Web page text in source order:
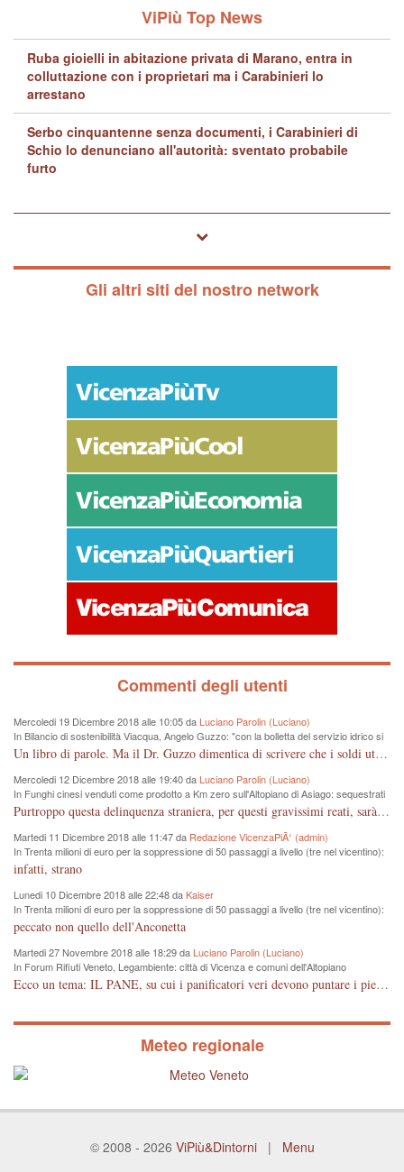
ViPiù Top News
Ruba gioielli in abitazione privata di Marano, entra in
colluttazione con i proprietari ma i Carabinieri lo
arrestano
Serbo cinquantenne senza documenti, i Carabinieri di
Schio lo denunciano all'autorità: sventato probabile
furto
Gli altri siti del nostro network
Commenti degli utenti
Mercoledi 19 Dicembre 2018 alle 10:05 da Luciano Parolin (Luciano)
In Bilancio di sostenibilità Viacqua, Angelo Guzzo: "con la bolletta del servizio idrico si
proteggono i fiumi dall'inquinamento"
Un libro di parole. Ma il Dr. Guzzo dimentica di scrivere che i soldi utilizzati sono quelli dei cittadini, in questo caso consumatori, che pagano tutto dalla fognatura, alle sedi "ergonomiche", all'IVA. Almeno un grazie ai contribuenti Vicentini!
Mercoledi 12 Dicembre 2018 alle 19:40 da Luciano Parolin (Luciano)
In Funghi cinesi venduti come prodotto a Km zero sull'Altopiano di Asiago: sequestrati
dai Forestali 100 Kg da 8 mila euro
Purtroppo questa delinquenza straniera, per questi gravissimi reati, sarà punita "forse" e solo come frode commerciale. La colpa è nostra che compriamo cineserie, senza sapere leggere un marchio o controllare le etichette, loro, quelli dell'est "Europei" ci sguazzano con i nostri prodotti, vanno e vengono dal confine con la roba nostra, ma nessuno controlla...poverini ! Mala tempora currunt.
Martedi 11 Dicembre 2018 alle 11:47 da Redazione VicenzaPiÃ¹ (admin)
In Trenta milioni di euro per la soppressione di 50 passaggi a livello (tre nel vicentino):
firmato protocollo d’intesa tra Regione e Rfi
infatti, strano
Lunedi 10 Dicembre 2018 alle 22:48 daKaiser
In Trenta milioni di euro per la soppressione di 50 passaggi a livello (tre nel vicentino):
firmato protocollo d’intesa tra Regione e Rfi
peccato non quello dell'Anconetta
Martedi 27 Novembre 2018 alle 18:29 da Luciano Parolin (Luciano)
In Forum Rifiuti Veneto, Legambiente: città di Vicenza e comuni dell'Altopiano
occupano gli ultimi posti nella raccolta differenziata
Ecco un tema: IL PANE, su cui i panificatori veri devono puntare i piedi. Se il pane è fresco vuol dire di giornata. Il consumatore deve avere la garanzia dell'acquisto, il controllo deve avvenire anche da parte delle associazioni di categoria che devono proteggere gli artigiani onesti, anche se pagato qualcosa in più. Grazie.
Meteo regionale
© 2008 - 2026 ViPiù&Dintorni| Menu